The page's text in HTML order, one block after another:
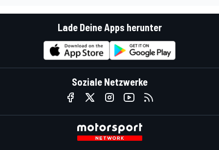
Lade Deine Apps herunter
Soziale Netzwerke